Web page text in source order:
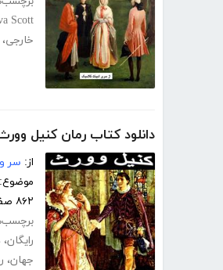
Scott
خارجی،
دانلود کتاب رمان کنیل
از: سر
موضوع:
۸۶۲ صفحه
رایگان،
جهان،